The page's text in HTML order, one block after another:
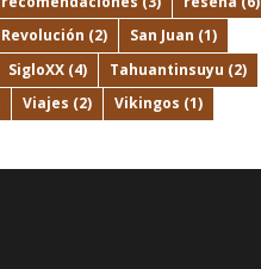
Revolución (2) San Juan (1)
SigloXX (4) Tahuantinsuyu (2)
Viajes (2) Vikingos (1)